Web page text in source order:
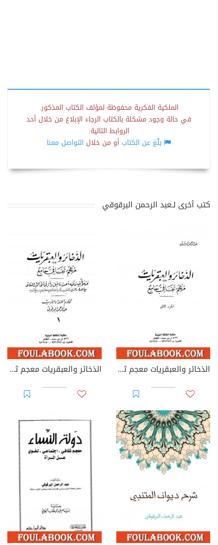
الملكية الفكرية محفوظة لمؤلف الكتاب المذكور.
في حالة وجود مشكلة بالكتاب الرجاء الإبلاغ من خلال أحد
الروابط التالية:
بلّغ عن الكتاب أو من خلال التواصل معنا
كتب أخرى لـعبد الرحمن البرقوقي
الذخائر والعبقريات معجم ثقافي جامع - الجزء الثاني الذخائر والعبقريات معجم ثقافي جامع - الجزء الأول